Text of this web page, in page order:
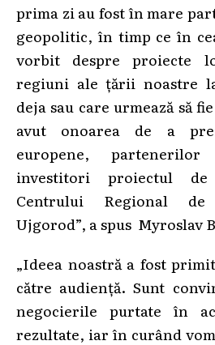
prima zi au fost în mare
geopolitic, în timp ce în
vorbit despre proiecte
regiuni ale țării noastre
deja sau care urmează să
avut onoarea de a
europene,
investitori proiectul
Centrului Regional
Ujgorod”, a spus Myroslav
„Ideea noastră a fost
către audiență. Sunt
negocierile purtate în
rezultate, iar în curând